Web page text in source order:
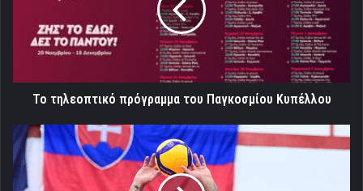
Κυπέλλου
Το τηλεοπτικό πρόγραμμα του Παγκοσμίου Κυπέλλου
Η
πρόκριση
του
Θρύλου